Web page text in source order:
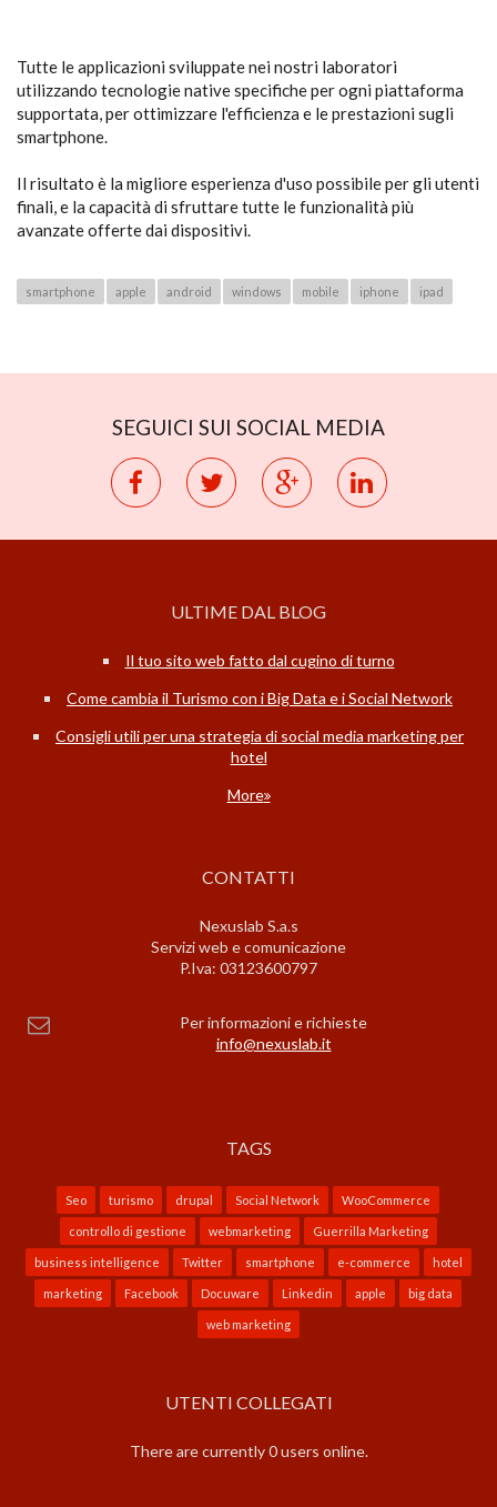
Tutte le applicazioni sviluppate nei nostri laboratori
utilizzando tecnologie native specifiche per ogni piattaforma
supportata, per ottimizzare l'efficienza e le prestazioni sugli
smartphone.
Il risultato è la migliore esperienza d'uso possibile per gli utenti
finali, e la capacità di sfruttare tutte le funzionalità più
avanzate offerte dai dispositivi.
smartphone apple android windows mobile iphone ipad
SEGUICI SUI SOCIAL MEDIA
ULTIME DAL BLOG
Il tuo sito web fatto dal cugino di turno
Come cambia il Turismo con i Big Data e i Social Network
Consigli utili per una strategia di social media marketing per
hotel
More
CONTATTI
Nexuslab S.a.s
Servizi web e comunicazione
P.Iva: 03123600797
Per informazioni e richieste
info@nexuslab.it
TAGS
Seo turismo drupal Social Network WooCommerce
controllo di gestione webmarketing Guerrilla Marketing
business intelligence Twitter smartphone e-commerce hotel
marketing Facebook Docuware Linkedin apple big data
web marketing
UTENTI COLLEGATI
There are currently 0 users online.